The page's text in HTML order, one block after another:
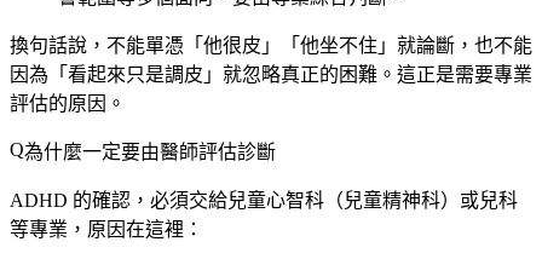
換句話說，不能單憑「他很皮」「他坐不住」就論斷，也不能
因為「看起來只是調皮」就忽略真正的困難。這正是需要專業
評估的原因。
為什麼一定要由醫師評估診斷
ADHD 的確認，必須交給兒童心智科（兒童精神科）或兒科
等專業，原因在這裡：